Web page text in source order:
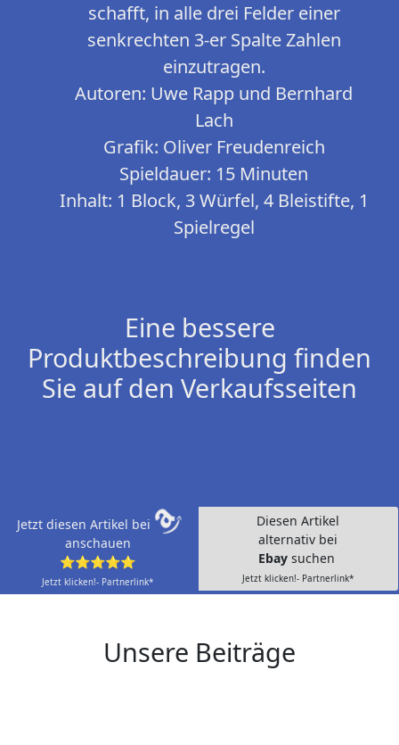
schafft, in alle drei Felder einer
senkrechten 3-er Spalte Zahlen
einzutragen.
Autoren: Uwe Rapp und Bernhard
Lach
Grafik: Oliver Freudenreich
Spieldauer: 15 Minuten
Inhalt: 1 Block, 3 Würfel, 4 Bleistifte, 1
Spielregel
Eine bessere
Produktbeschreibung finden
Sie auf den Verkaufsseiten
Jetzt diesen Artikel bei
anschauen
⭐⭐⭐⭐⭐
Jetzt klicken!- Partnerlink*
Diesen Artikel
alternativ bei
Ebay suchen
Jetzt klicken!- Partnerlink*
Unsere Beiträge